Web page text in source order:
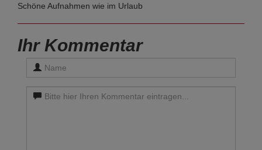
Schöne Aufnahmen wie im Urlaub
Ihr Kommentar